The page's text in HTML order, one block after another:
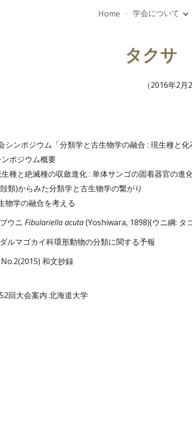
Skip to main content
Home 学会について
タク
（2016年2月
シンポジウム「分類学と古生物学の融合 : 現生種と
ンポジウム概要
種と絶滅種の収斂進化 : 単体サンゴの固着器官の進
類)からみた分類学と古生物学の繋がり
物学の融合を考える
ウニ Fibulariella acuta (Yoshiwara, 1898)(ウニ綱: タ
ルマゴカイ科環形動物の分類に関する予報
5) 和文抄録
回大会案内 北海道大学